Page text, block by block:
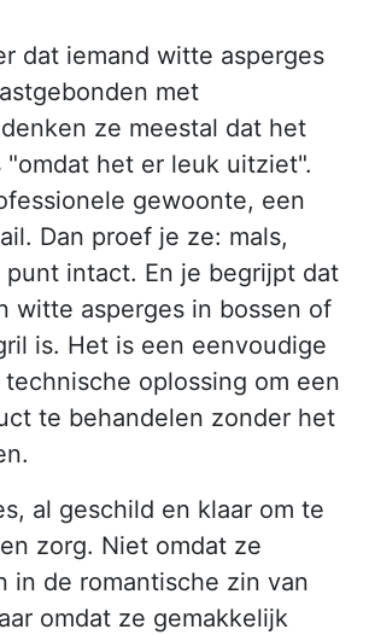
dat iemand witte asperges
met
ze meestal dat het
"omdat het er leuk uitziet".
gewoonte, een
Dan proef je ze: mals,
intact. En je begrijpt dat
witte asperges in bossen of
is. Het is een eenvoudige
oplossing om een
te behandelen zonder het
al geschild en klaar om te
zorg. Niet omdat ze
in de romantische zin van
omdat ze gemakkelijk